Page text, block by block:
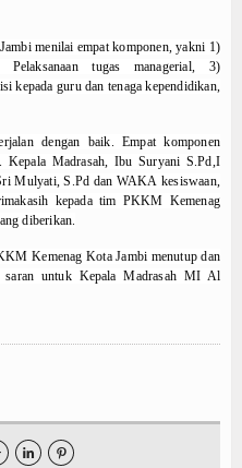
Liburan dengan Kegiatan
V dan Tasyakuran Milad
di Masjid Al Munawwarah:
bersinergi dalam program
KBC Guru MI Al
menilai empat komponen, yakni 1)
Pelaksanaan tugas managerial, 3)
kepada guru dan tenaga kependidikan,
dengan baik. Empat komponen
Kepala Madrasah, Ibu Suryani S.Pd,I
Mulyati, S.Pd dan WAKA kesiswaan,
kepada tim PKKM Kemenag
diberikan.
Kemenag Kota Jambi menutup dan
saran untuk Kepala Madrasah MI Al
 